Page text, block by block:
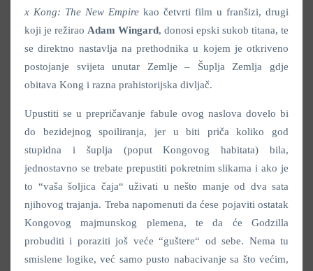
x Kong: The New Empire kao četvrti film u franšizi, drugi
koji je režirao Adam Wingard, donosi epski sukob titana, te
se direktno nastavlja na prethodnika u kojem je otkriveno
postojanje svijeta unutar Zemlje – Šuplja Zemlja gdje
obitava Kong i razna prahistorijska divljač.
Upustiti se u prepričavanje fabule ovog naslova dovelo bi
do bezidejnog spoiliranja, jer u biti priča koliko god
stupidna i šuplja (poput Kongovog habitata) bila,
jednostavno se trebate prepustiti pokretnim slikama i ako je
to “vaša šoljica čaja“ uživati u nešto manje od dva sata
njihovog trajanja. Treba napomenuti da ćese pojaviti ostatak
Kongovog majmunskog plemena, te da će Godzilla
probuditi i poraziti još veće “guštere“ od sebe. Nema tu
smislene logike, već samo pusto nabacivanje sa što većim,